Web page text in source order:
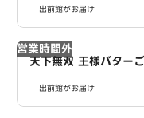
‐Fried Meat Rice
出前館がお届け
営業時間外
天下無双 王様バター
店出前館がお届け